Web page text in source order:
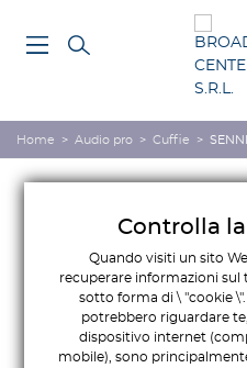
Home > Audio pro > Cuffie >
Controlla
Quando visiti un sito
recuperare informazioni
sotto forma di \ "cookie
potrebbero riguardare
dispositivo internet
mobile), sono